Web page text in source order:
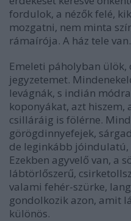
fordulok, a nézők felé,
mozgatni, nem minta
rámaírója. A ház tele van.
Emeleti páholyban ülök,
jegyzetemet.
levágnák, s indián
koponyákat, azt hiszem,
csilláráig is fölérne.
görögdinnyefejek,
de leginkább jóindulatú,
Ezekben agyvelő van, a
lábtörlőszerű,
valami fehér-szürke,
gondolkozik azon, amit
különös.